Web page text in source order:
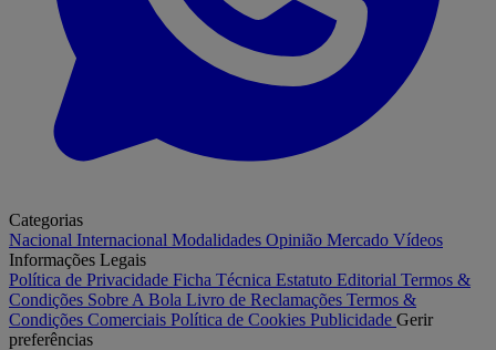
Categorias
Nacional Internacional Modalidades Opinião Mercado Vídeos
Informações Legais
Política de Privacidade Ficha Técnica Estatuto Editorial Termos &
Condições Sobre A Bola Livro de Reclamações Termos &
Condições Comerciais Política de Cookies Publicidade Gerir
preferências